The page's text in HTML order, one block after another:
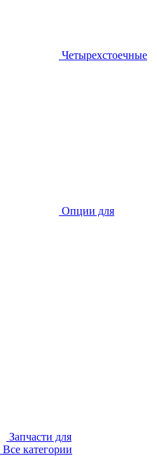
Четырехстоечные
Опции для
Запчасти для
Все категории